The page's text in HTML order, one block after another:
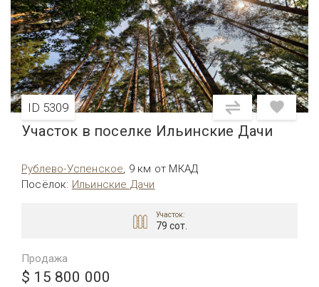
ID 5309
Участок в поселке Ильинские Дачи
Рублево-Успенское, 9 км от МКАД
Посёлок: Ильинские Дачи
Участок:
79 сот.
Продажа
$ 15 800 000